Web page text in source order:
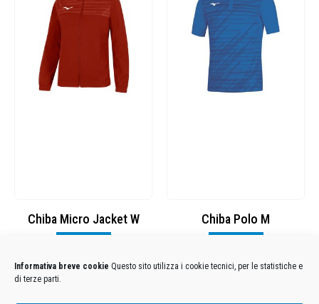
Informativa breve cookie Questo sito utilizza i cookie tecnici, per le statistiche e
di terze parti.
Chiba Micro Jacket W Chiba Polo M